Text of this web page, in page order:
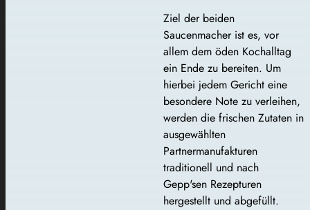
Ziel der beiden
Saucenmacher ist es, vor
allem dem öden Kochalltag
ein Ende zu bereiten. Um
hierbei jedem Gericht eine
besondere Note zu verleihen,
werden die frischen Zutaten in
ausgewählten
Partnermanufakturen
traditionell und nach
Gepp'sen Rezepturen
hergestellt und abgefüllt.